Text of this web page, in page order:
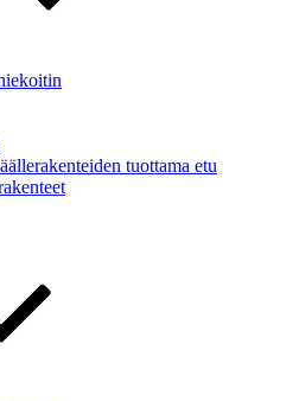
tuottama etu